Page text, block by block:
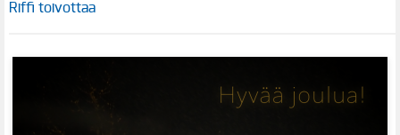
Riffi toivottaa